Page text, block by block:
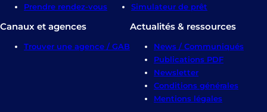
Prendre rendez-vous
Simulateur de prêt
Canaux et agences
Trouver une agence / GAB
Actualités & ressources
News / Communiqués
Publications PDF
Newsletter
Conditions générales
Mentions légales